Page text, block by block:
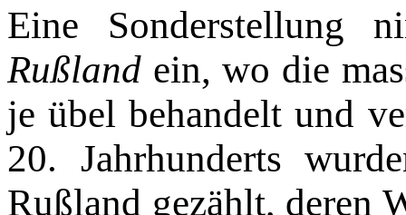
Eine Sonderstellung
Rußland ein, wo die
je übel behandelt und
20. Jahrhunderts
Rußland gezählt, deren